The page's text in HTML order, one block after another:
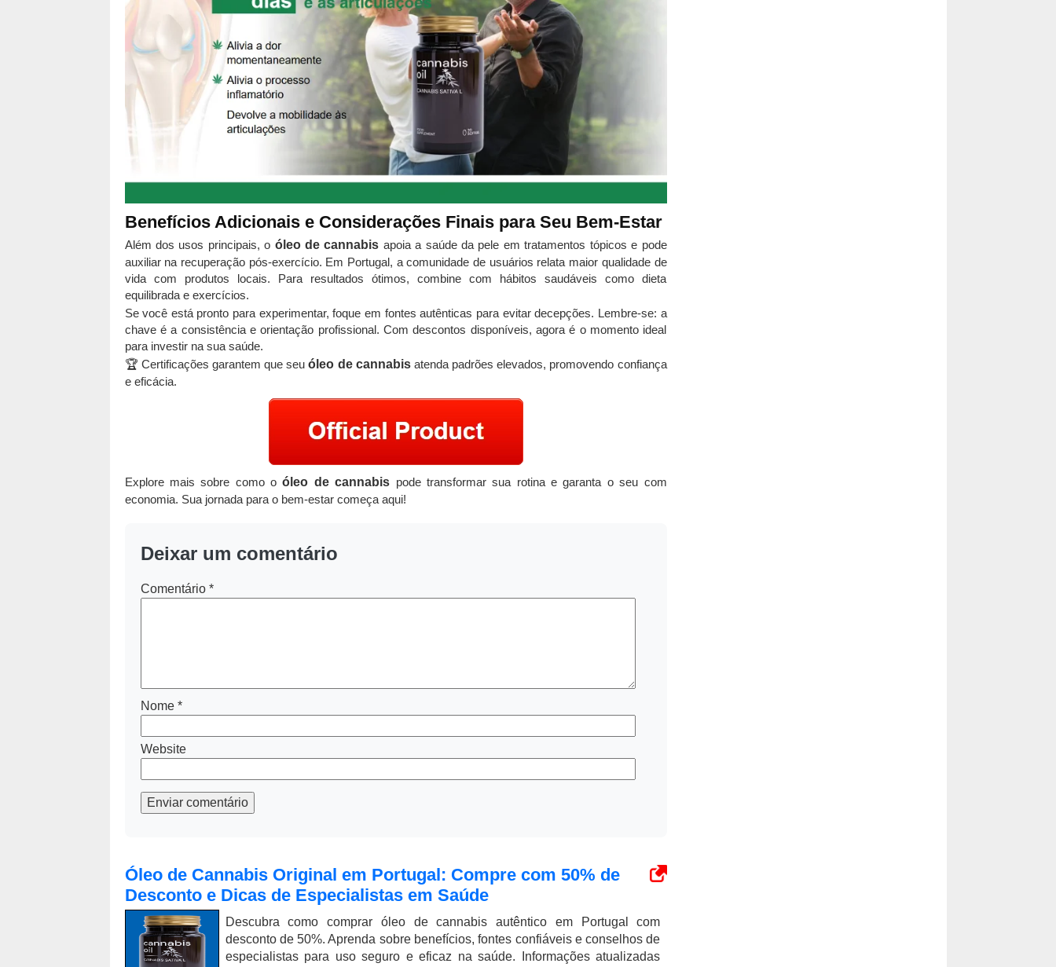
Benefícios Adicionais e Considerações Finais para Seu Bem-Estar
Além dos usos principais, o óleo de cannabis apoia a saúde da pele em tratamentos tópicos e pode
auxiliar na recuperação pós-exercício. Em Portugal, a comunidade de usuários relata maior qualidade de
vida com produtos locais. Para resultados ótimos, combine com hábitos saudáveis como dieta
equilibrada e exercícios.
Se você está pronto para experimentar, foque em fontes autênticas para evitar decepções. Lembre-se: a
chave é a consistência e orientação profissional. Com descontos disponíveis, agora é o momento ideal
para investir na sua saúde.
🏆 Certificações garantem que seuóleo de cannabisatenda padrões elevados, promovendo confiança
e eficácia.
Explore mais sobre como oóleo de cannabis pode transformar sua rotina e garanta o seu com
economia. Sua jornada para o bem-estar começa aqui!
Deixar um comentário
Comentário *
Nome *
Website
Enviar comentário
Óleo de Cannabis Original em Portugal: Compre com 50% de
Desconto e Dicas de Especialistas em Saúde
Descubra como comprar óleo de cannabis autêntico em Portugal com
desconto de 50%. Aprenda sobre benefícios, fontes confiáveis e conselhos de
especialistas para uso seguro e eficaz na saúde. Informações atualizadas